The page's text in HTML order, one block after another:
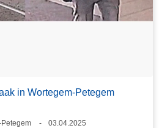
in Wortegem-Petegem
03.04.2025